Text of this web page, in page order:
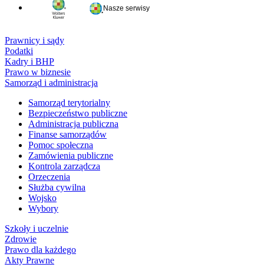
Nasze serwisy
Prawnicy i sądy
Podatki
Kadry i BHP
Prawo w biznesie
Samorząd i administracja
Samorząd terytorialny
Bezpieczeństwo publiczne
Administracja publiczna
Finanse samorządów
Pomoc społeczna
Zamówienia publiczne
Kontrola zarządcza
Orzeczenia
Służba cywilna
Wojsko
Wybory
Szkoły i uczelnie
Zdrowie
Prawo dla każdego
Akty Prawne